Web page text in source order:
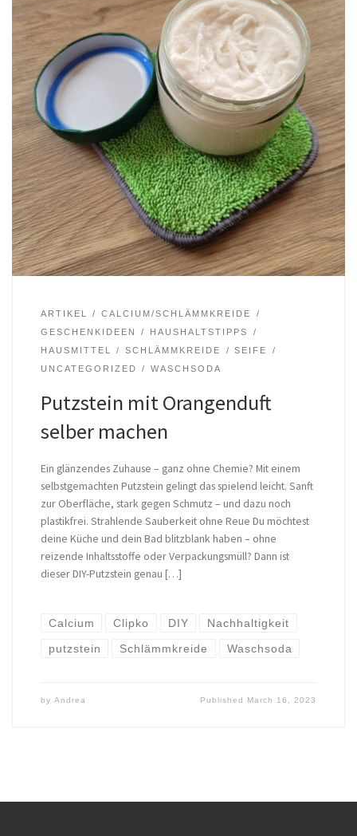
ARTIKEL
CALCIUM/SCHLÄMMKREIDE
GESCHENKIDEEN
HAUSHALTSTIPPS
HAUSMITTEL
SCHLÄMMKREIDE
SEIFE
UNCATEGORIZED
WASCHSODA
Putzstein mit Orangenduft
selber machen
Ein glänzendes Zuhause – ganz ohne Chemie? Mit einem
selbstgemachten Putzstein gelingt das spielend leicht. Sanft
zur Oberfläche, stark gegen Schmutz – und dazu noch
plastikfrei. Strahlende Sauberkeit ohne Reue Du möchtest
deine Küche und dein Bad blitzblank haben – ohne
reizende Inhaltsstoffe oder Verpackungsmüll? Dann ist
dieser DIY-Putzstein genau […]
Calcium Clipko DIY Nachhaltigkeit
putzstein Schlämmkreide Waschsoda
by Andrea Published March 16, 2023